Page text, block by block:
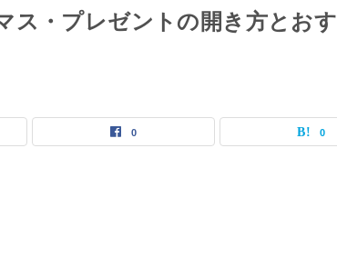
ス・プレゼントの開き方とお
0 0